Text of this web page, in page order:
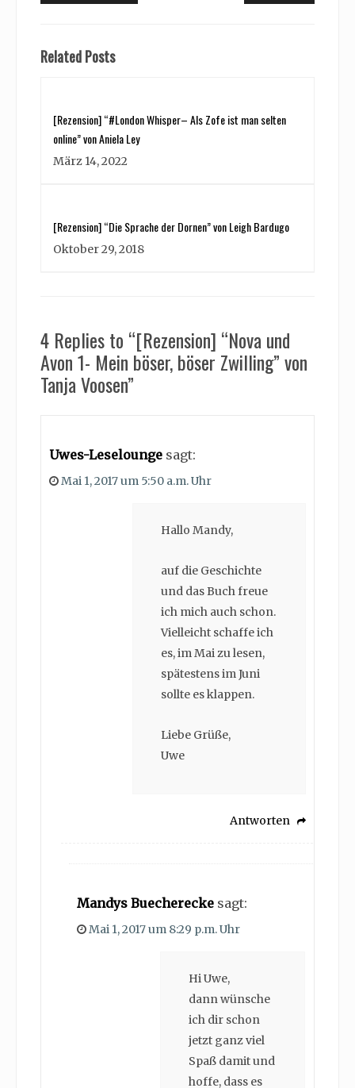
Related Posts
[Rezension] “#London Whisper– Als Zofe ist man selten
online” von Aniela Ley
März 14, 2022
[Rezension] “Die Sprache der Dornen” von Leigh Bardugo
Oktober 29, 2018
4 Replies to “[Rezension] “Nova und
Avon 1- Mein böser, böser Zwilling” von
Tanja Voosen”
Uwes-Leselounge sagt:
Mai 1, 2017 um 5:50 a.m. Uhr
Hallo Mandy,
auf die Geschichte
und das Buch freue
ich mich auch schon.
Vielleicht schaffe ich
es, im Mai zu lesen,
spätestens im Juni
sollte es klappen.
Liebe Grüße,
Uwe
Antworten
Mandys Buecherecke sagt:
Mai 1, 2017 um 8:29 p.m. Uhr
Hi Uwe,
dann wünsche
ich dir schon
jetzt ganz viel
Spaß damit und
hoffe, dass es